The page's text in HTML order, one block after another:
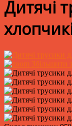
Дитячі
Збільшити